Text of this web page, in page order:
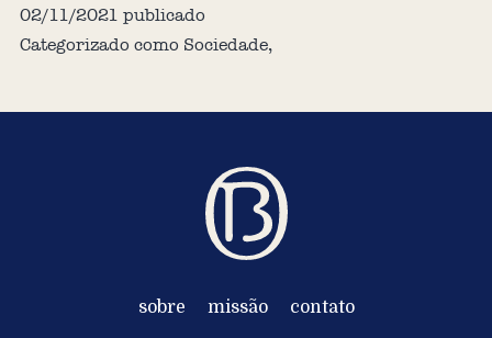
02/11/2021 publicado
Categorizado como Sociedade,
sobre missão contato